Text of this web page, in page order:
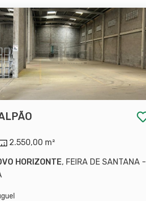
2.550,00 m²
HORIZONTE, FEIRA DE SANTANA -